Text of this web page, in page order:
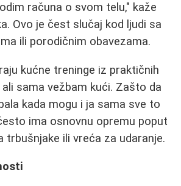
računa o svom telu," kaže
Ovo je čest slučaj kod ljudi sa
ili porodičnim obavezama.
kućne treninge iz praktičnih
sama vežbam kući. Zašto da
kada mogu i ja sama sve to
ima osnovnu opremu poput
trbušnjake ili vreća za udaranje.